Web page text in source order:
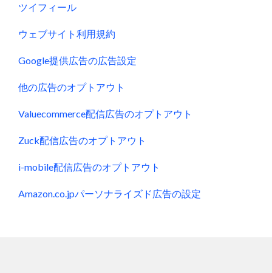
ツイフィール
ウェブサイト利用規約
Google提供広告の広告設定
他の広告のオプトアウト
Valuecommerce配信広告のオプトアウト
Zuck配信広告のオプトアウト
i-mobile配信広告のオプトアウト
Amazon.co.jpパーソナライズド広告の設定